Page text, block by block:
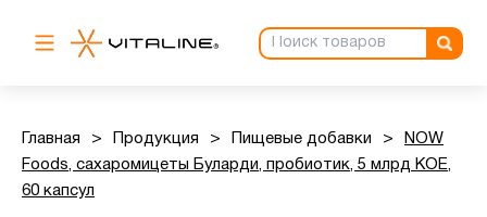
Главная > Продукция > Пищевые добавки >
NOW
Foods, сахаромицеты Буларди, пробиотик, 5 млрд КОЕ,
60 капсул